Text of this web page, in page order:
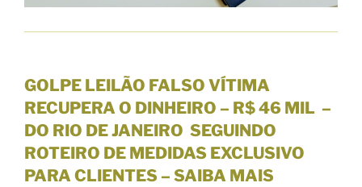
GOLPE LEILÃO FALSO VÍTIMA
RECUPERA O DINHEIRO – R$ 46 MIL –
DO RIO DE JANEIRO SEGUINDO
ROTEIRO DE MEDIDAS EXCLUSIVO
PARA CLIENTES – SAIBA MAIS